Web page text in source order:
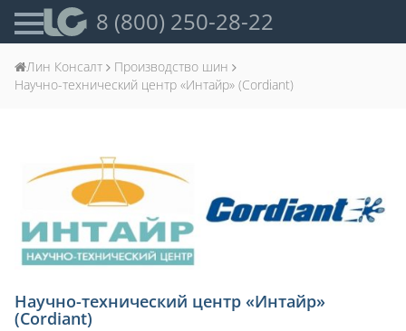
8 (800) 250-28-22
Лин Консалт
Производство шин
Научно-технический центр «Интайр» (Cordiant)
Научно-технический центр «Интайр»
(Cordiant)